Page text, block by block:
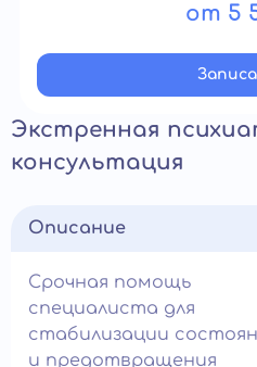
от 5
Экстренная
консультация
Описание
Срочная помощь
специалиста для
стабилизации
и предотвращения